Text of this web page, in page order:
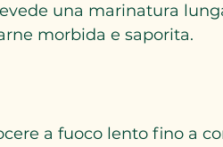
una marinatura
morbida e saporita.
a fuoco lento fino a